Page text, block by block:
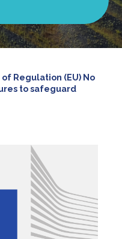
Regulation (EU) No
to safeguard